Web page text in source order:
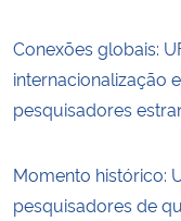
Conexões globais:
internacionalização
pesquisadores
Momento histórico:
pesquisadores de